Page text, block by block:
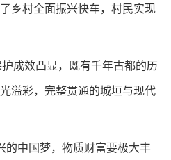
乡村全面振兴快车，村民实现
成效凸显，既有千年古都的历
溢彩，完整贯通的城垣与现代
的中国梦，物质财富要极大丰